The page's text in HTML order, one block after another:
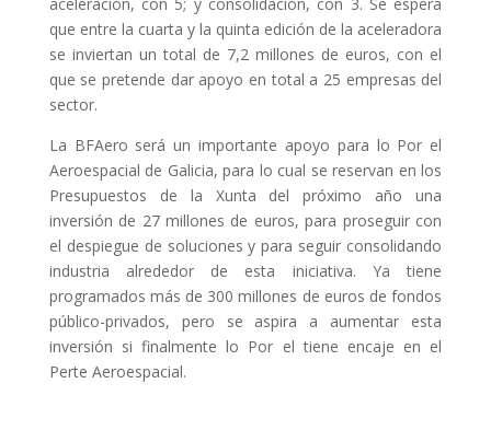
aceleración, con 5; y consolidación, con 3. Se espera
que entre la cuarta y la quinta edición de la aceleradora
se inviertan un total de 7,2 millones de euros, con el
que se pretende dar apoyo en total a 25 empresas del
sector.
La BFAero será un importante apoyo para lo Por el
Aeroespacial de Galicia, para lo cual se reservan en los
Presupuestos de la Xunta del próximo año una
inversión de 27 millones de euros, para proseguir con
el despiegue de soluciones y para seguir consolidando
industria alrededor de esta iniciativa. Ya tiene
programados más de 300 millones de euros de fondos
público-privados, pero se aspira a aumentar esta
inversión si finalmente lo Por el tiene encaje en el
Perte Aeroespacial.